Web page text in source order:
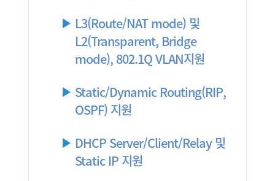
L3(Route/NAT mode) 및
L2(Transparent, Bridge
mode), 802.1Q VLAN지원
Static/Dynamic Routing(RIP,
OSPF) 지원
DHCP Server/Client/Relay 및
Static IP 지원